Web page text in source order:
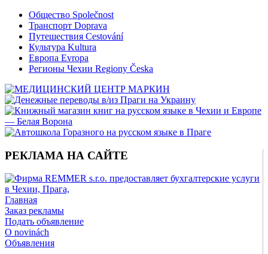
Общество Společnost
Транспорт Doprava
Путешествия Cestování
Культура Kultura
Европа Evropa
Регионы Чехии Regiony Česka
РЕКЛАМА НА САЙТЕ
Главная
Заказ рекламы
Подать объявление
O novinách
Объявления